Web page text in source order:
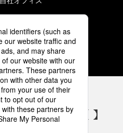
4 5
設備 SNSアカウント